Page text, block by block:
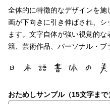
お気に入り
よくあるご質問
草書体
江戸文字
全体的に特徴的なデザインを
画が下向きに引き伸ばされ、
ます。文字自体が強い視覚的
籍、芸術作品、パーソナル・ブ
おためしサンプル（15文字まで